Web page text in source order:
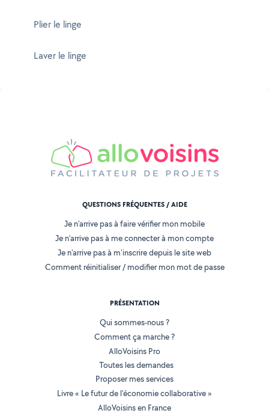
Plier le linge
Laver le linge
QUESTIONS FRÉQUENTES / AIDE
Je n'arrive pas à faire vérifier mon mobile
Je n'arrive pas à me connecter à mon compte
Je n'arrive pas à m'inscrire depuis le site web
Comment réinitialiser / modifier mon mot de passe
PRÉSENTATION
Qui sommes-nous ?
Comment ça marche ?
AlloVoisins Pro
Toutes les demandes
Proposer mes services
Livre « Le futur de l'économie collaborative »
AlloVoisins en France